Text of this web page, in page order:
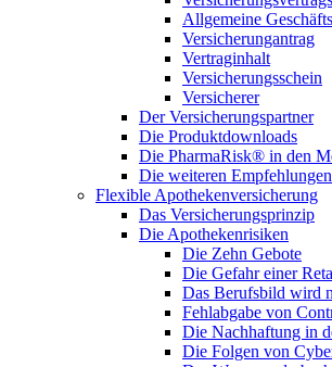
Allgemeine
Versicherungantrag
Vertraginhalt
Versicherungsschein
Versicherer
Der Versicherungspartner
Die Produktdownloads
Die PharmaRisk® in den
Die weiteren Empfehlungen
Flexible Apothekenversicherung
Das Versicherungsprinzip
Die Apothekenrisiken
Die Zehn Gebote
Die Gefahr einer
Das Berufsbild wird
Fehlabgabe von
Die Nachhaftung in
Die Folgen von